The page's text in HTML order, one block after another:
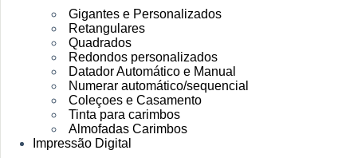
Gigantes e Personalizados
Retangulares
Quadrados
Redondos personalizados
Datador Automático e Manual
Numerar automático/sequencial
Coleçoes e Casamento
Tinta para carimbos
Almofadas Carimbos
Impressão Digital